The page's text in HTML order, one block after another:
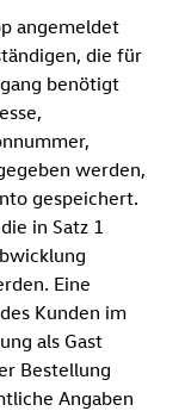
angemeldet
die für
benötigt
werden,
gespeichert.
in Satz 1
Eine
Kunden im
als Gast
Bestellung
Angaben